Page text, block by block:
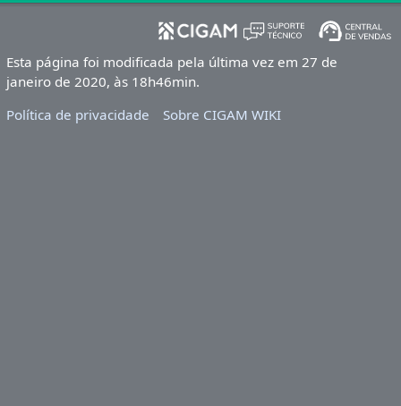
Esta página foi modificada pela última vez em 27 de
janeiro de 2020, às 18h46min.
Política de privacidade
Sobre CIGAM WIKI